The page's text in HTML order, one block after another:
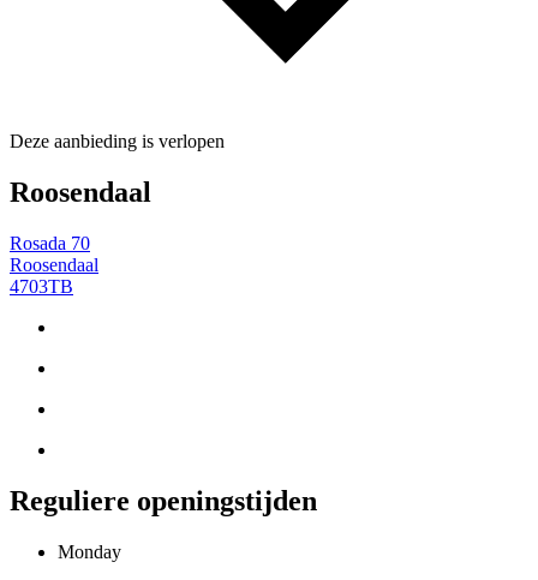
Deze aanbieding is verlopen
Roosendaal
Rosada 70
Roosendaal
4703TB
Reguliere openingstijden
Monday